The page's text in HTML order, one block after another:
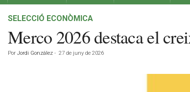
t
SELECCIÓ ECONÒMICA
Merco 2026 destaca el
Por Jordi González - 27 de juny de 2026